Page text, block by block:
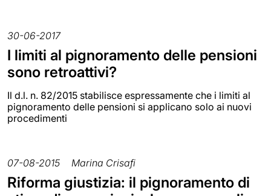
30-06-2017
I limiti al pignoramento delle pensioni
sono retroattivi?
Il d.l. n. 82/2015 stabilisce espressamente che i limiti al
pignoramento delle pensioni si applicano solo ai nuovi
procedimenti
07-08-2015 Marina Crisafi
Riforma giustizia: il pignoramento di